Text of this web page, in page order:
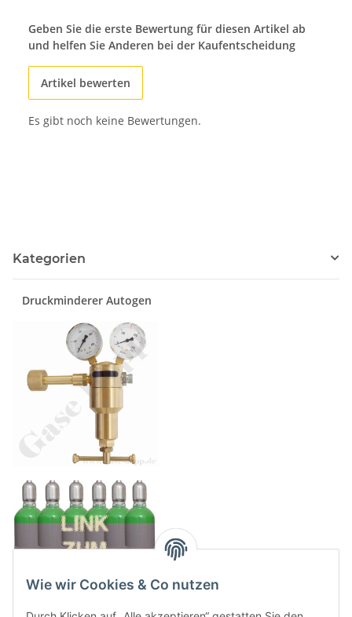
Geben Sie die erste Bewertung für diesen Artikel ab
und helfen Sie Anderen bei der Kaufentscheidung
Artikel bewerten
Es gibt noch keine Bewertungen.
Kategorien
Druckminderer Autogen
Wie wir Cookies & Co nutzen